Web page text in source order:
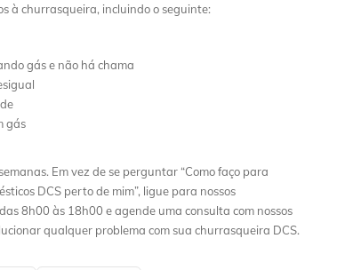
à churrasqueira, incluindo o seguinte:
gás e não há chama
gás
Em vez de se perguntar “Como faço para
DCS perto de mim”, ligue para nossos
8h00 às 18h00 e agende uma consulta com nossos
qualquer problema com sua churrasqueira DCS.